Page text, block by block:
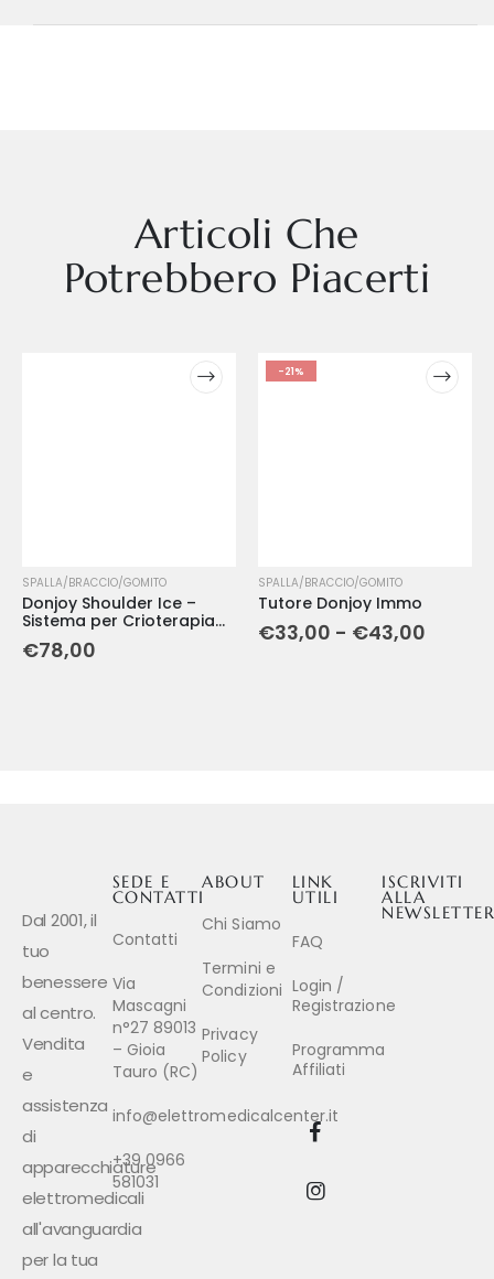
Articoli Che
Potrebbero Piacerti
SPALLA/BRACCIO/GOMITO
Donjoy Shoulder Ice –
Sistema per Crioterapia
Compressiva della Spalla
€78,00
-21%
SPALLA/BRACCIO/GOMITO
Tutore Donjoy Immo
€33,00 - €43,00
Dal 2001, il
tuo
benessere
al centro.
Vendita
e
assistenza
di
apparecchiature
elettromedicali
all'avanguardia
per la tua
LINK
UTILI
FAQ
Login /
Registrazione
Programma
Affiliati
ABOUT
Chi Siamo
Termini e
Condizioni
Privacy
Policy
SEDE E
CONTATTI
Contatti
Via
Mascagni
n°27 89013
– Gioia
Tauro (RC)
info@elettromedicalcenter.it
+39 0966
581031
ISCRIVITI
ALLA